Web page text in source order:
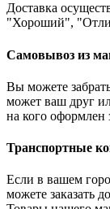
Доставка
"Хороший",
Самовывоз из
Вы можете
может ваш друг
на кого оформлен
Транспортные
Если в вашем
можете заказать